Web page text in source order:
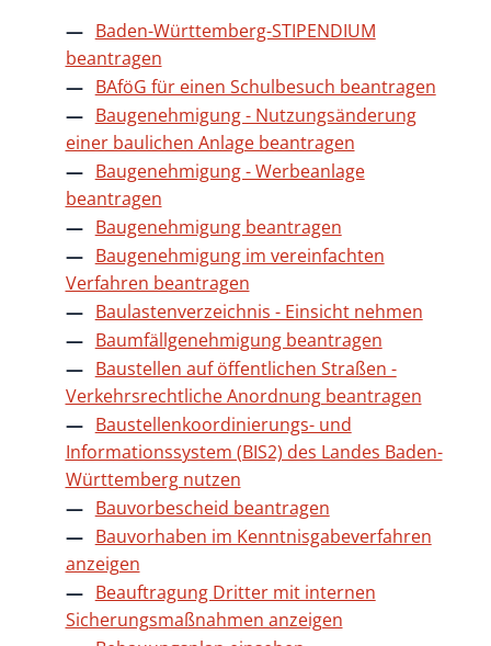
Baden-Württemberg-STIPENDIUM
beantragen
BAföG für einen Schulbesuch beantragen
Baugenehmigung - Nutzungsänderung
einer baulichen Anlage beantragen
Baugenehmigung - Werbeanlage
beantragen
Baugenehmigung beantragen
Baugenehmigung im vereinfachten
Verfahren beantragen
Baulastenverzeichnis - Einsicht nehmen
Baumfällgenehmigung beantragen
Baustellen auf öffentlichen Straßen -
Verkehrsrechtliche Anordnung beantragen
Baustellenkoordinierungs- und
Informationssystem (BIS2) des Landes Baden-
Württemberg nutzen
Bauvorbescheid beantragen
Bauvorhaben im Kenntnisgabeverfahren
anzeigen
Beauftragung Dritter mit internen
Sicherungsmaßnahmen anzeigen